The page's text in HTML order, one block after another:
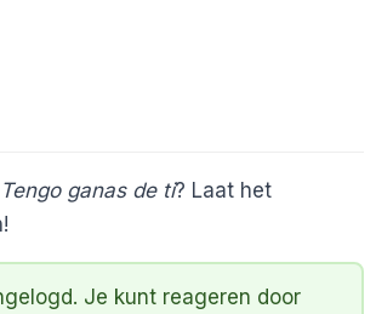
Tengo ganas de ti? Laat het
Je kunt reageren door